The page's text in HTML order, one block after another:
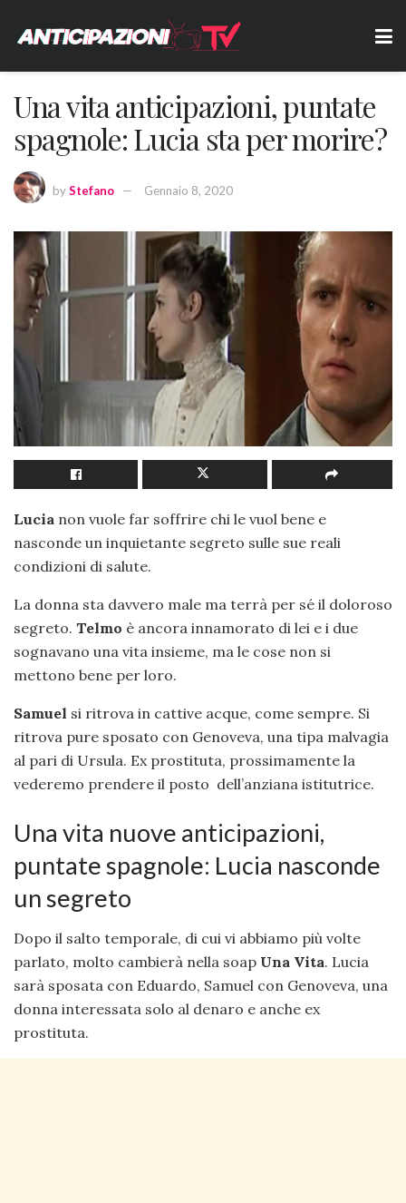
Una vita anticipazioni, puntate
spagnole: Lucia sta per morire?
byStefano Gennaio 8, 2020
Lucia non vuole far soffrire chi le vuol bene e
nasconde un inquietante segreto sulle sue reali
condizioni di salute.
La donna sta davvero male ma terrà per sé il doloroso
segreto. Telmo è ancora innamorato di lei e i due
sognavano una vita insieme, ma le cose non si
mettono bene per loro.
Samuel si ritrova in cattive acque, come sempre. Si
ritrova pure sposato con Genoveva, una tipa malvagia
al pari di Ursula. Ex prostituta, prossimamente la
vederemo prendere il posto dell’anziana istitutrice.
Una vita nuove anticipazioni,
puntate spagnole: Lucia nasconde
un segreto
Dopo il salto temporale, di cui vi abbiamo più volte
parlato, molto cambierà nella soap Una Vita. Lucia
sarà sposata con Eduardo, Samuel con Genoveva, una
donna interessata solo al denaro e anche ex
prostituta.